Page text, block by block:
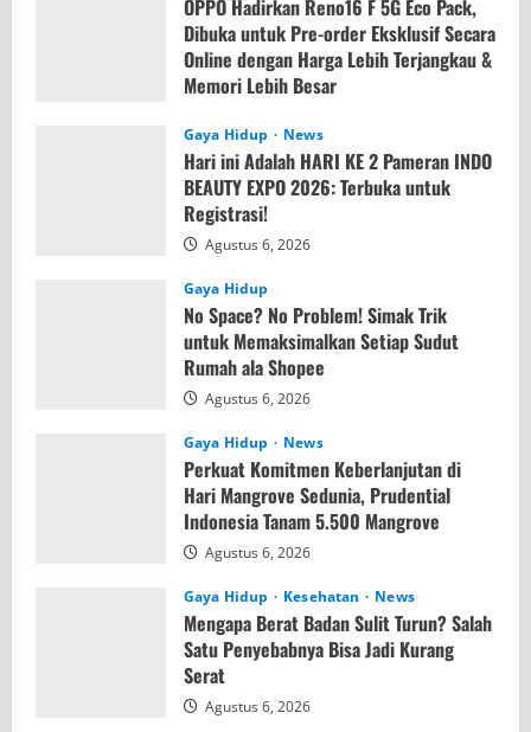
OPPO Hadirkan Reno16 F 5G Eco Pack,
Dibuka untuk Pre-order Eksklusif Secara
Online dengan Harga Lebih Terjangkau &
Memori Lebih Besar
Gaya Hidup
News
Hari ini Adalah HARI KE 2 Pameran INDO
BEAUTY EXPO 2026: Terbuka untuk
Registrasi!
Agustus 6, 2026
Gaya Hidup
No Space? No Problem! Simak Trik
untuk Memaksimalkan Setiap Sudut
Rumah ala Shopee
Agustus 6, 2026
Gaya Hidup News
Perkuat Komitmen Keberlanjutan di
Hari Mangrove Sedunia, Prudential
Indonesia Tanam 5.500 Mangrove
Agustus 6, 2026
Gaya Hidup Kesehatan News
Mengapa Berat Badan Sulit Turun? Salah
Satu Penyebabnya Bisa Jadi Kurang
Serat
Agustus 6, 2026